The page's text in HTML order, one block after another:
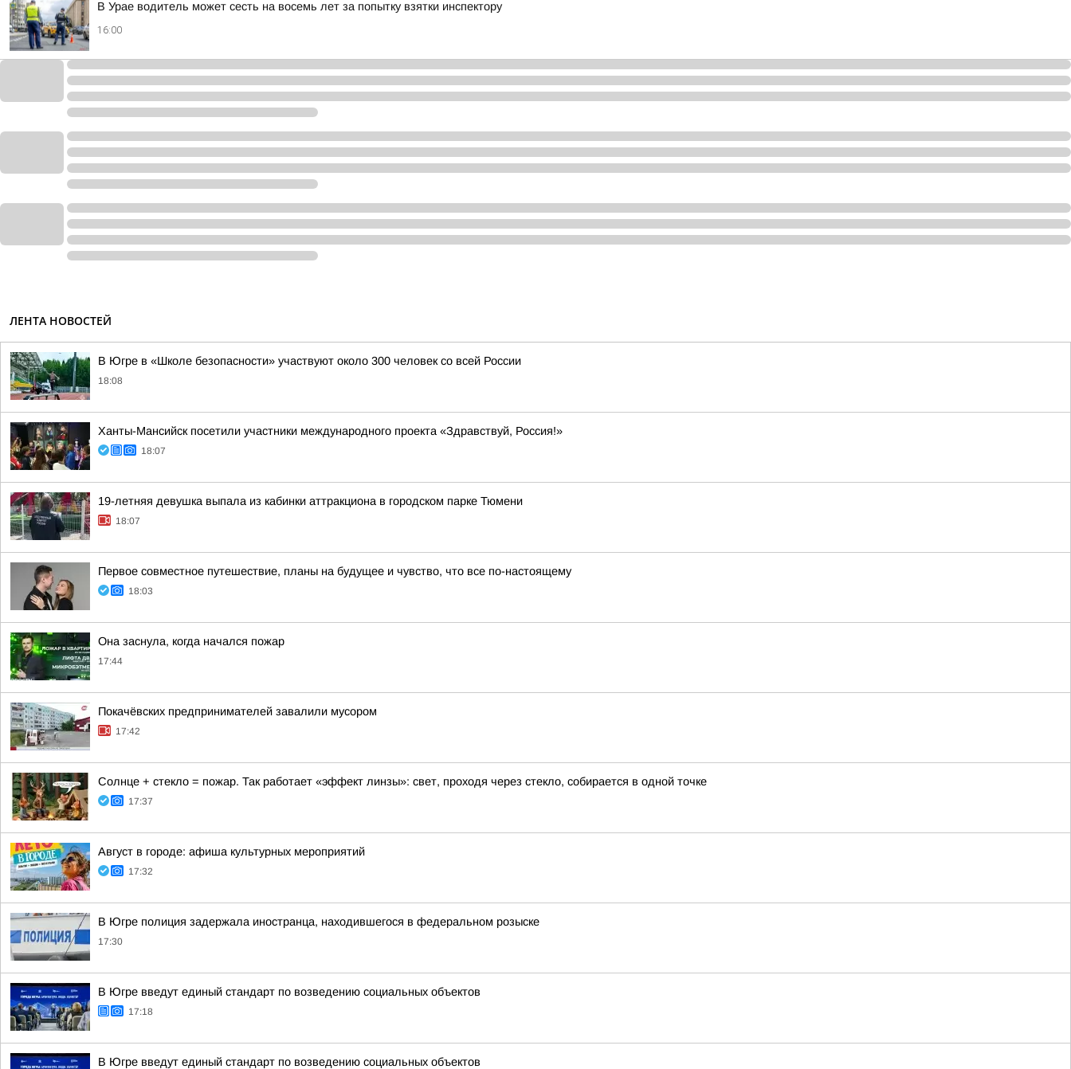
В Урае водитель может сесть на восемь лет за попытку взятки инспектору
16:00
ЛЕНТА НОВОСТЕЙ
В Югре в «Школе безопасности» участвуют около 300 человек со всей России
18:08
Ханты-Мансийск посетили участники международного проекта «Здравствуй, Россия!»
18:07
19-летняя девушка выпала из кабинки аттракциона в городском парке Тюмени
18:07
Первое совместное путешествие, планы на будущее и чувство, что все по-настоящему
18:03
Она заснула, когда начался пожар
17:44
Покачёвских предпринимателей завалили мусором
17:42
Солнце + стекло = пожар. Так работает «эффект линзы»: свет, проходя через стекло, собирается в одной точке
17:37
Август в городе: афиша культурных мероприятий
17:32
В Югре полиция задержала иностранца, находившегося в федеральном розыске
17:30
В Югре введут единый стандарт по возведению социальных объектов
17:18
В Югре введут единый стандарт по возведению социальных объектов